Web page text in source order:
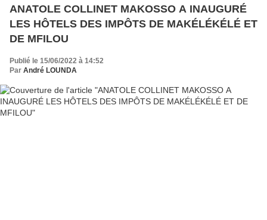
ANATOLE COLLINET MAKOSSO A INAUGURÉ
LES HÔTELS DES IMPÔTS DE MAKÉLÉKÉLÉ ET
DE MFILOU
Publié le 15/06/2022 à 14:52
Par André LOUNDA